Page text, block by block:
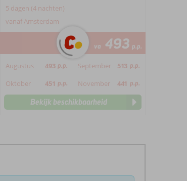
5 dagen (4 nachten)
vanaf Amsterdam
va 493 p.p.
Augustus 493 p.p. September 513 p.p.
Oktober 451 p.p. November 441 p.p.
Bekijk beschikbaarheid